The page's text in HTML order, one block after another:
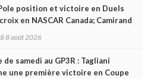
position et victoire en Duels
en NASCAR Canada; Camirand
8 août 2026
de samedi au GP3R : Tagliani
une première victoire en Coupe